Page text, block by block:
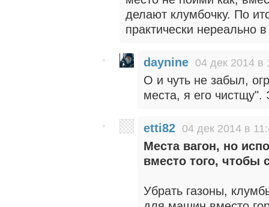
делают клумбочку. По
практически нереально
daynine 04 дек 2014 в
О и чуть не забыл,
места, я его чистщу".
etti82 04 дек 2014 в
Места вагон, но
вместо того, чтобы
Убрать газоны,